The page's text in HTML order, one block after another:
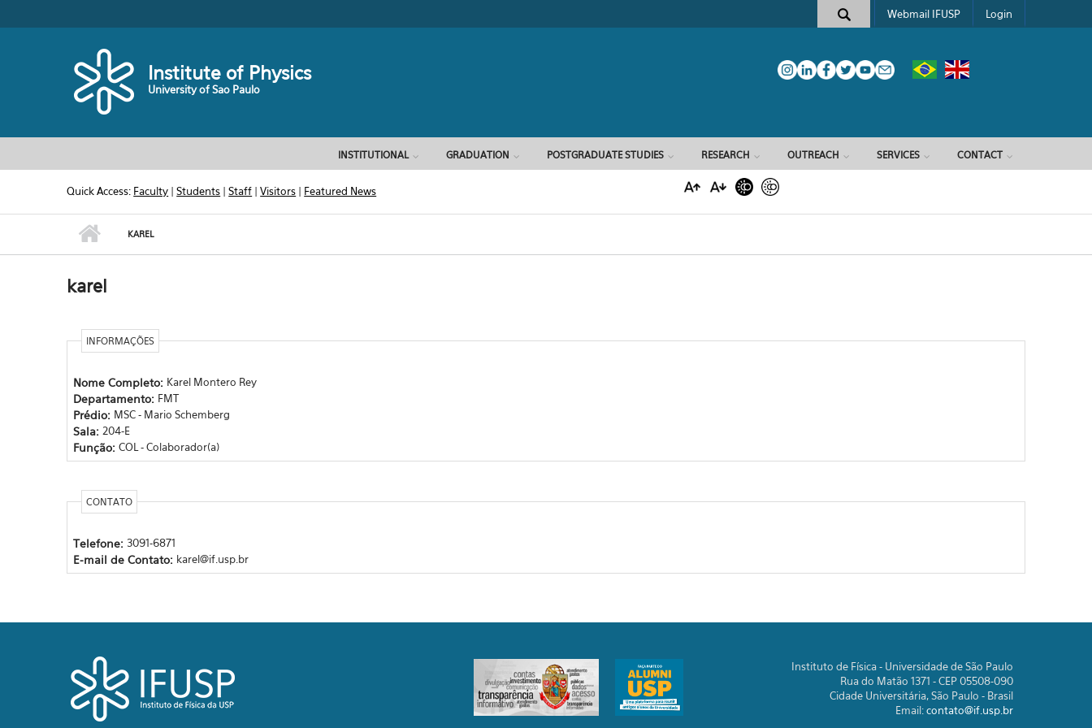
Search form
Webmail IFUSP Login
Institute of Physics
University of Sao Paulo
INSTITUTIONAL GRADUATION POSTGRADUATE STUDIES RESEARCH OUTREACH SERVICES CONTACT
Quick Access: Faculty |Students |Staff |Visitors | Featured News
KAREL
karel
INFORMAÇÕES
Nome Completo: Karel Montero Rey
Departamento: FMT
Prédio: MSC - Mario Schemberg
Sala: 204-E
Função: COL - Colaborador(a)
CONTATO
Telefone: 3091-6871
E-mail de Contato: karel@if.usp.br
Instituto de Física - Universidade de São Paulo
Rua do Matão 1371 - CEP 05508-090
Cidade Universitária, São Paulo - Brasil
Email:contato@if.usp.br